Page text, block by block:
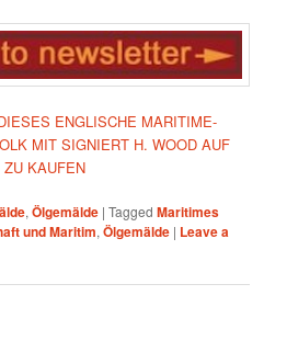
ENGLISCHE MARITIME-
MIT SIGNIERT H. WOOD AUF
KAUFEN
,Ölgemälde |Tagged Maritimes
und Maritim,Ölgemälde | Leave a